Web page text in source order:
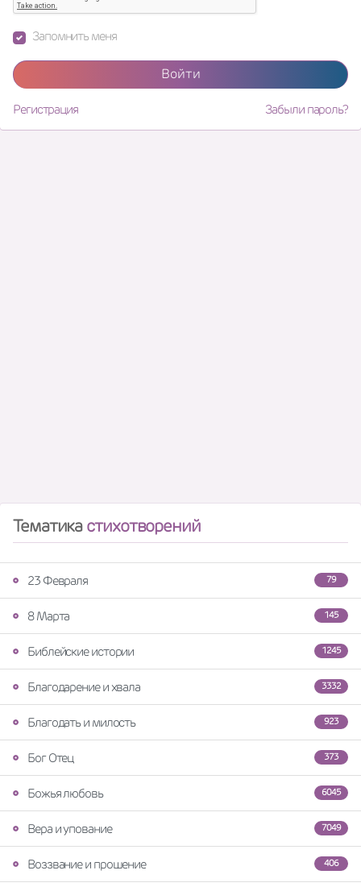
Запомнить меня
Войти
Регистрация Забыли пароль?
Тематикастихотворений
79
23 Февраля
145
8 Марта
1245
Библейские истории
3332
Благодарение и хвала
923
Благодать и милость
373
Бог Отец
6045
Божья любовь
7049
Вера и упование
406
Воззвание и прошение